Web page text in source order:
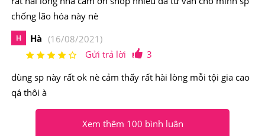
chống lão hóa này nè
H Hà (16/08/2021)
Gửi trả lời
3
dùng sp này rất ok nè cảm thấy rất hài lòng mỗi tội gia cao
qá thôi à
Xem thêm 100 bình luân